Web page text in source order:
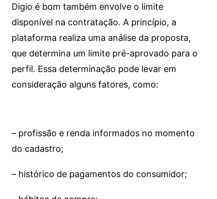
Digio é bom também envolve o limite
disponível na contratação. A princípio, a
plataforma realiza uma análise da proposta,
que determina um limite pré-aprovado para o
perfil. Essa determinação pode levar em
consideração alguns fatores, como:
– profissão e renda informados no momento
do cadastro;
– histórico de pagamentos do consumidor;